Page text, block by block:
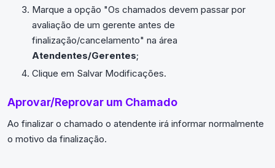
Marque a opção "Os chamados devem passar por
avaliação de um gerente antes de
finalização/cancelamento" na área
Atendentes/Gerentes;
Clique em Salvar Modificações.
Aprovar/Reprovar um Chamado
Ao finalizar o chamado o atendente irá informar normalmente
o motivo da finalização.